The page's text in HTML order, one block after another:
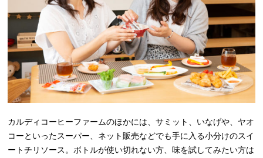
カルディコーヒーファームのほかには、サミット、いなげや、ヤオ
コーといったスーパー、ネット販売などでも手に入る小分けのスイ
ートチリソース。ボトルが使い切れない方、味を試してみたい方は